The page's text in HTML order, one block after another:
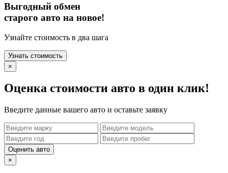
Выгодный обмен
старого авто на новое!
Узнайте стоимость в два шага
Узнать стоимость
×
Оценка стоимости авто в один клик!
Введите данные вашего авто и оставьте заявку
Оценить авто
×